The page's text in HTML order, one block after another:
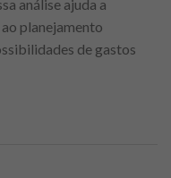
análise ajuda a
planejamento
de gastos